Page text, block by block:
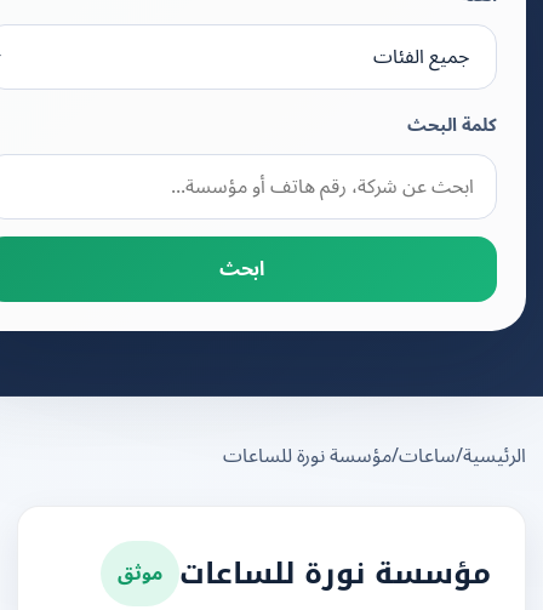
كلمة البحث
ابحث
/ساعات/مؤسسة نورة للساعات
مؤسسة نورة للساعات
موثق